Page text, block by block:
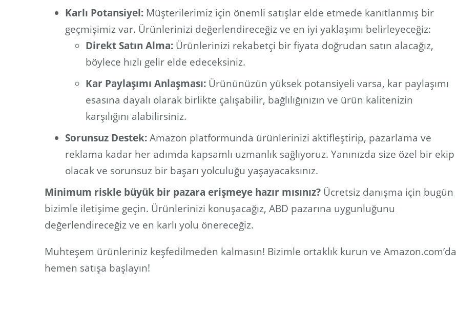
Karlı Potansiyel: Müşterilerimiz için önemli satışlar elde etmede kanıtlanmış bir
geçmişimiz var. Ürünlerinizi değerlendireceğiz ve en iyi yaklaşımı belirleyeceğiz:
Direkt Satın Alma: Ürünlerinizi rekabetçi bir fiyata doğrudan satın alacağız,
böylece hızlı gelir elde edeceksiniz.
Kar Paylaşımı Anlaşması: Ürününüzün yüksek potansiyeli varsa, kar paylaşımı
esasına dayalı olarak birlikte çalışabilir, bağlılığınızın ve ürün kalitenizin
karşılığını alabilirsiniz.
Sorunsuz Destek:Amazon platformunda ürünlerinizi aktifleştirip, pazarlama ve
reklama kadar her adımda kapsamlı uzmanlık sağlıyoruz. Yanınızda size özel bir ekip
olacak ve sorunsuz bir başarı yolculuğu yaşayacaksınız.
Minimum riskle büyük bir pazara erişmeye hazır mısınız? Ücretsiz danışma için bugün
bizimle iletişime geçin. Ürünlerinizi konuşacağız, ABD pazarına uygunluğunu
değerlendireceğiz ve en karlı yolu önereceğiz.
Muhteşem ürünleriniz keşfedilmeden kalmasın! Bizimle ortaklık kurun ve Amazon.com’da
hemen satışa başlayın!